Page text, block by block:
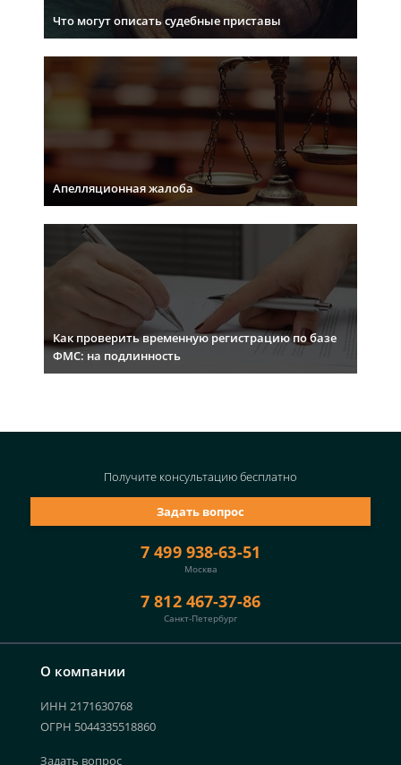
Что могут описать судебные приставы
Апелляционная жалоба
Как проверить временную регистрацию по базе
ФМС: на подлинность
О компании
ИНН 2171630768
ОГРН 5044335518860
Задать вопрос
7 499 938-63-51
Москва
7 812 467-37-86
Санкт-Петербург
Задать вопрос
Получите консультациюбесплатно